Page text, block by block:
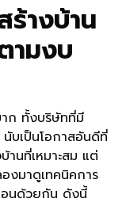
ร้างบ้าน
ามงบ
าก ทั้งบริษัทที่มี
บเป็นโอกาสอันดีที่
านที่เหมาะสม แต่
งมาดูเทคนิคการ
อนด้วยกัน ดังนี้